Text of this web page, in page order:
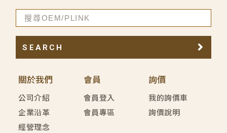
關於我們
公司介紹
企業沿革
經營理念
會員
會員登入
會員專區
詢價
我的詢價車
詢價說明
SEARCH